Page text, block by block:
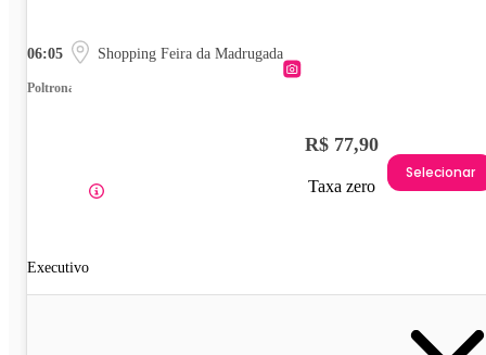
06:05 Shopping Feira da Madrugada
Poltrona
Executivo
R$ 77,90
Taxa zero
Selecionar